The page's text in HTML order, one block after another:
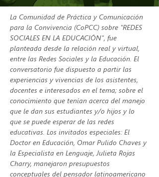
La Comunidad de Práctica y Comunicación
para la Convivencia (CoPCC) sobre "REDES
SOCIALES EN LA EDUCACIÓN", fue
planteada desde la relación real y virtual,
entre las Redes Sociales y la Educación. El
conversatorio fue dispuesto a partir las
experiencias y vivencias de los asistentes,
docentes e interesados en el tema; sobre el
conocimiento que tenían acerca del manejo
que le dan sus estudiantes y/o hijos y lo
que se puede esperar de las redes
educativas. Los invitados especiales: El
Doctor en Educación, Omar Pulido Chaves y
la Especialista en Lenguaje, Julieta Rojas
Charry, manejaron presupuestos
conceptuales del pensador latinoamericano